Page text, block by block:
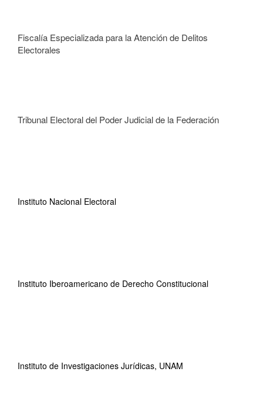
Fiscalía Especializada para la Atención de Delitos
Electorales
Tribunal Electoral del Poder Judicial de la Federación
Instituto Nacional Electoral
Instituto Iberoamericano de Derecho Constitucional
Instituto de Investigaciones Jurídicas, UNAM